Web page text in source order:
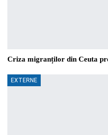
Criza migranților din Ceuta
EXTERNE